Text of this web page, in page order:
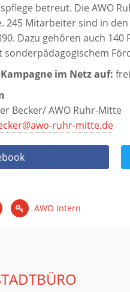
betreut. Die AWO
245 Mitarbeiter sind in
Dazu gehören auch
sonderpädagogischem
im Netz auf:
Becker/ AWO Ruhr-Mitte
ruhr-mitte.de
AWO Intern